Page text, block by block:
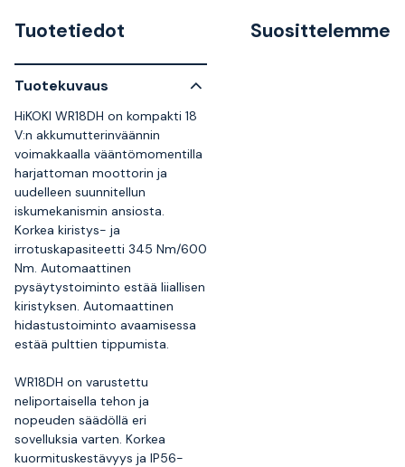
Tuotetiedot
Tuotekuvaus
HiKOKI WR18DH on kompakti 18
V:n akkumutterinväännin
voimakkaalla vääntömomentilla
harjattoman moottorin ja
uudelleen suunnitellun
iskumekanismin ansiosta.
Korkea kiristys- ja
irrotuskapasiteetti 345 Nm/600
Nm. Automaattinen
pysäytystoiminto estää liiallisen
kiristyksen. Automaattinen
hidastustoiminto avaamisessa
estää pulttien tippumista.
WR18DH on varustettu
neliportaisella tehon ja
nopeuden säädöllä eri
sovelluksia varten. Korkea
kuormituskestävyys ja IP56-
Suosittelemme